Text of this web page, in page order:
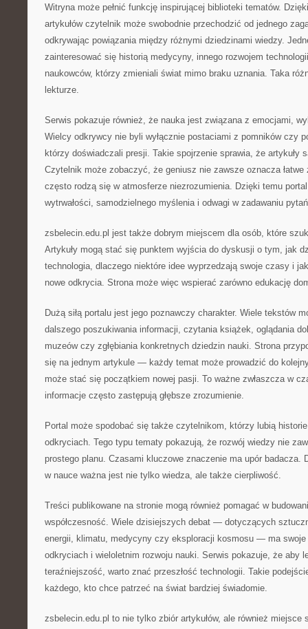
Witryna może pełnić funkcję inspirującej biblioteki tematów.
artykułów czytelnik może swobodnie przechodzić od jednego
odkrywając powiązania między różnymi dziedzinami wiedzy.
zainteresować się historią medycyny, innego rozwojem
naukowców, którzy zmieniali świat mimo braku uznania. Taka
lekturze.
Serwis pokazuje również, że nauka jest związana z emocjami,
Wielcy odkrywcy nie byli wyłącznie postaciami z pomników czy
którzy doświadczali presji. Takie spojrzenie sprawia, że artykuły
Czytelnik może zobaczyć, że geniusz nie zawsze oznacza łatwe
często rodzą się w atmosferze niezrozumienia. Dzięki temu
wytrwałości, samodzielnego myślenia i odwagi w zadawaniu
zsbelecin.edu.pl jest także dobrym miejscem dla osób, które
Artykuły mogą stać się punktem wyjścia do dyskusji o tym, jak
technologia, dlaczego niektóre idee wyprzedzają swoje czasy i
nowe odkrycia. Strona może więc wspierać zarówno edukację
Dużą siłą portalu jest jego poznawczy charakter. Wiele tekstów
dalszego poszukiwania informacji, czytania książek, oglądania
muzeów czy zgłębiania konkretnych dziedzin nauki. Strona
się na jednym artykule — każdy temat może prowadzić do
może stać się początkiem nowej pasji. To ważne zwłaszcza w
informacje często zastępują głębsze zrozumienie.
Portal może spodobać się także czytelnikom, którzy lubią
odkryciach. Tego typu tematy pokazują, że rozwój wiedzy nie
prostego planu. Czasami kluczowe znaczenie ma upór badacza.
w nauce ważna jest nie tylko wiedza, ale także cierpliwość.
Treści publikowane na stronie mogą również pomagać w
współczesność. Wiele dzisiejszych debat — dotyczących
energii, klimatu, medycyny czy eksploracji kosmosu — ma swoje
odkryciach i wieloletnim rozwoju nauki. Serwis pokazuje, że aby
teraźniejszość, warto znać przeszłość technologii. Takie
każdego, kto chce patrzeć na świat bardziej świadomie.
zsbelecin.edu.pl to nie tylko zbiór artykułów, ale również miejsce